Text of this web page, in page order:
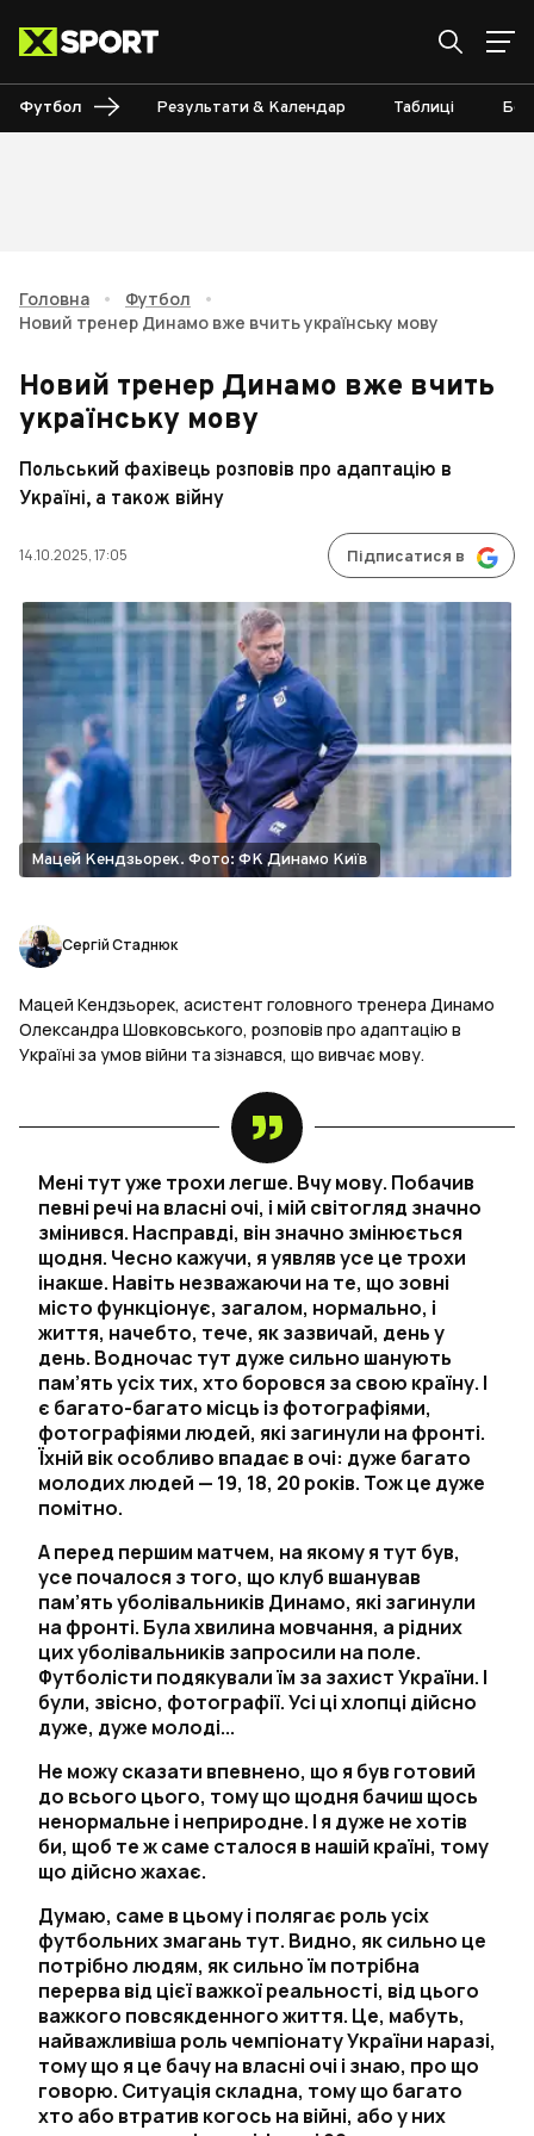
Футбол Результати & Календар Таблиці
Головна • Футбол
•
Новий тренер Динамо вже вчить українську мову
Новий тренер Динамо вже вчить
українську мову
Польський фахівець розповів про адаптацію в
Україні, а також війну
14.10.2025, 17:05 Підписатися в
Мацей Кендзьорек. Фото: ФК Динамо Київ
Сергій Стаднюк
Мацей Кендзьорек, асистент головного тренера Динамо
Олександра Шовковського, розповів про адаптацію в
Україні за умов війни та зізнався, що вивчає мову.
Мені тут уже трохи легше. Вчу мову. Побачив
певні речі на власні очі, і мій світогляд значно
змінився. Насправді, він значно змінюється
щодня. Чесно кажучи, я уявляв усе це трохи
інакше. Навіть незважаючи на те, що зовні
місто функціонує, загалом, нормально, і
життя, начебто, тече, як зазвичай, день у
день. Водночас тут дуже сильно шанують
пам’ять усіх тих, хто боровся за свою країну. І
є багато-багато місць із фотографіями,
фотографіями людей, які загинули на фронті.
Їхній вік особливо впадає в очі: дуже багато
молодих людей — 19, 18, 20 років. Тож це дуже
помітно.
А перед першим матчем, на якому я тут був,
усе почалося з того, що клуб вшанував
пам’ять уболівальників Динамо, які загинули
на фронті. Була хвилина мовчання, а рідних
цих уболівальників запросили на поле.
Футболісти подякували їм за захист України. І
були, звісно, фотографії. Усі ці хлопці дійсно
дуже, дуже молоді...
Не можу сказати впевнено, що я був готовий
до всього цього, тому що щодня бачиш щось
ненормальне і неприродне. І я дуже не хотів
би, щоб те ж саме сталося в нашій країні, тому
що дійсно жахає.
Думаю, саме в цьому і полягає роль усіх
футбольних змагань тут. Видно, як сильно це
потрібно людям, як сильно їм потрібна
перерва від цієї важкої реальності, від цього
важкого повсякденного життя. Це, мабуть,
найважливіша роль чемпіонату України наразі,
тому що я це бачу на власні очі і знаю, про що
говорю. Ситуація складна, тому що багато
хто або втратив когось на війні, або у них